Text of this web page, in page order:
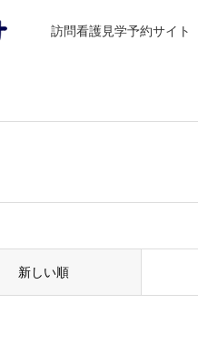
訪問看護見学予約サイト
新しい順